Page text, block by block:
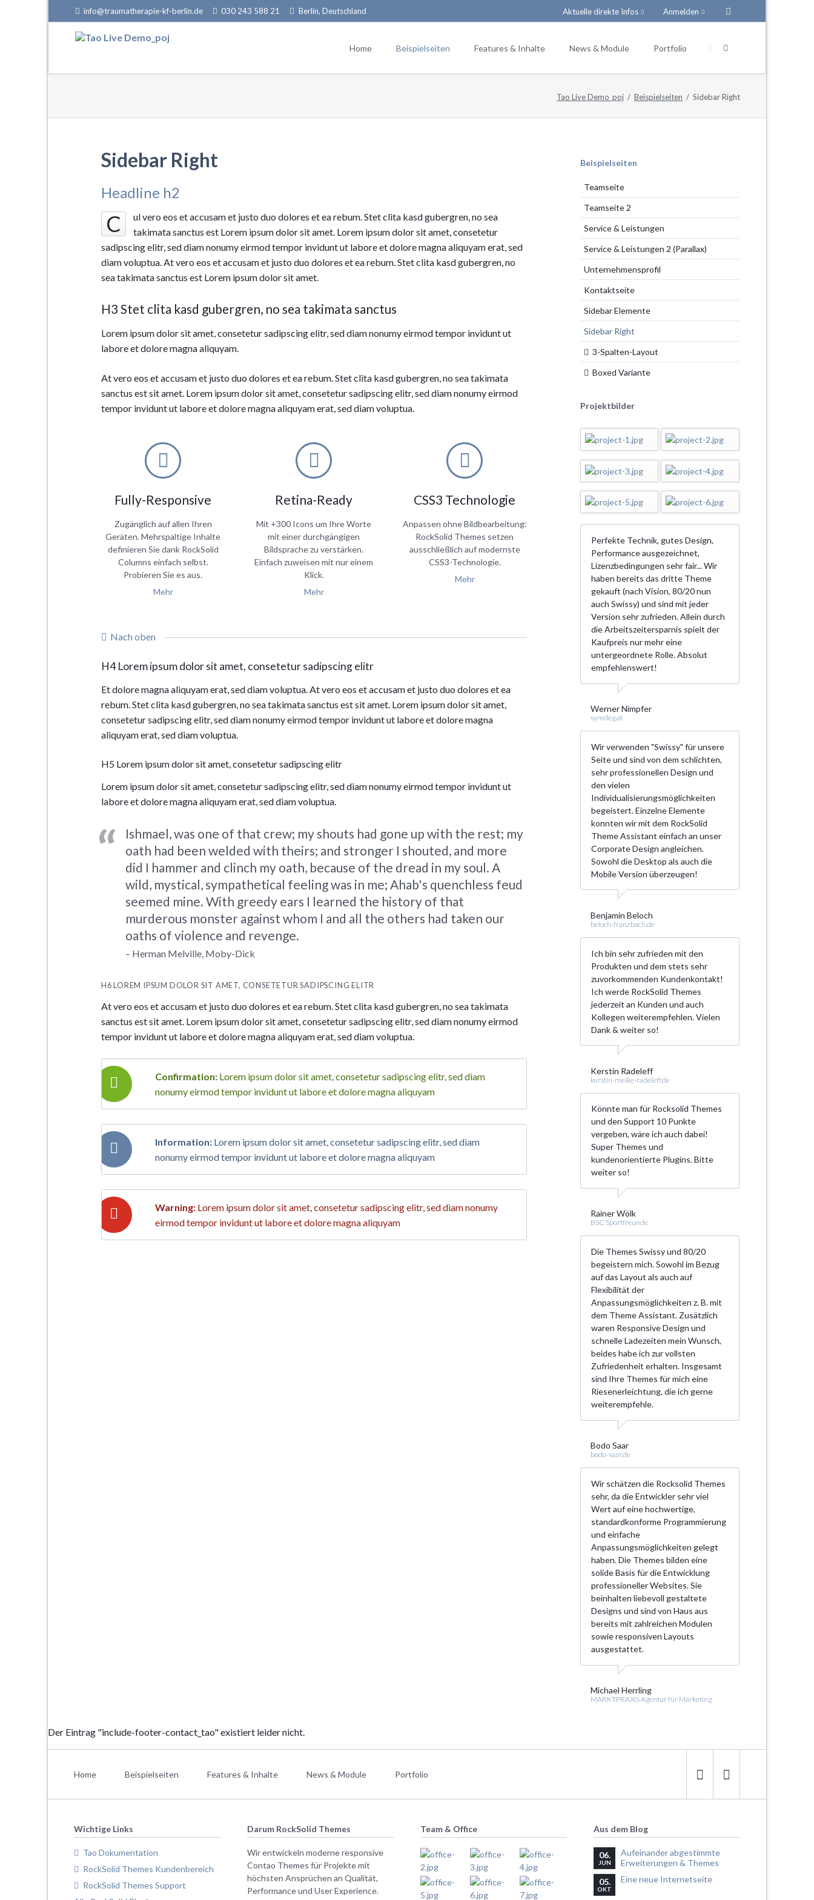
info@traumatherapie-kf-berlin.de 030 243 588 21 Berlin, Deutschland Anmelden
Aktuelle direkte Infos
überspringen
Home Beispielseiten Features & Inhalte
Typografie (Fließtext)
Third Level
Content-Boxen
Buttons & Leisten
Bilder & Galerien
Zitate & Kundenstimmen
News & Module
News-Boxen
FAQ-Liste
Formular Dankeseite
Portfolio
Tao Live Demo_poj Beispielseiten Sidebar Right
Sidebar Right
Headline h2
C
ul vero eos et accusam et justo duo dolores et ea rebum. Stet clita kasd gubergren, no sea
takimata sanctus est Lorem ipsum dolor sit amet. Lorem ipsum dolor sit amet, consetetur
sadipscing elitr, sed diam nonumy eirmod tempor invidunt ut labore et dolore magna aliquyam erat, sed
diam voluptua. At vero eos et accusam et justo duo dolores et ea rebum. Stet clita kasd gubergren, no
sea takimata sanctus est Lorem ipsum dolor sit amet.
H3 Stet clita kasd gubergren, no sea takimata sanctus
Lorem ipsum dolor sit amet, consetetur sadipscing elitr, sed diam nonumy eirmod tempor invidunt ut
labore et dolore magna aliquyam.
At vero eos et accusam et justo duo dolores et ea rebum. Stet clita kasd gubergren, no sea takimata
sanctus est sit amet. Lorem ipsum dolor sit amet, consetetur sadipscing elitr, sed diam nonumy eirmod
tempor invidunt ut labore et dolore magna aliquyam erat, sed diam voluptua.
Fully-Responsive
Zugänglich auf allen Ihren
Geräten. Mehrspaltige Inhalte
definieren Sie dank RockSolid
Columns einfach selbst.
Probieren Sie es aus.
Mehr
Retina-Ready
Mit +300 Icons um Ihre Worte
mit einer durchgängigen
Bildsprache zu verstärken.
Einfach zuweisen mit nur einem
Klick.
Mehr
CSS3 Technologie
Anpassen ohne Bildbearbeitung:
RockSolid Themes setzen
ausschließlich auf modernste
CSS3-Technologie.
Mehr
Nach oben
H4 Lorem ipsum dolor sit amet, consetetur sadipscing elitr
Et dolore magna aliquyam erat, sed diam voluptua. At vero eos et accusam et justo duo dolores et ea
rebum. Stet clita kasd gubergren, no sea takimata sanctus est sit amet. Lorem ipsum dolor sit amet,
consetetur sadipscing elitr, sed diam nonumy eirmod tempor invidunt ut labore et dolore magna
aliquyam erat, sed diam voluptua.
H5 Lorem ipsum dolor sit amet, consetetur sadipscing elitr
Lorem ipsum dolor sit amet, consetetur sadipscing elitr, sed diam nonumy eirmod tempor invidunt ut
labore et dolore magna aliquyam erat, sed diam voluptua.
Ishmael, was one of that crew; my shouts had gone up with the rest; my
oath had been welded with theirs; and stronger I shouted, and more
did I hammer and clinch my oath, because of the dread in my soul. A
wild, mystical, sympathetical feeling was in me; Ahab's quenchless feud
seemed mine. With greedy ears I learned the history of that
murderous monster against whom I and all the others had taken our
oaths of violence and revenge.
– Herman Melville, Moby-Dick
H6 LOREM IPSUM DOLOR SIT AMET, CONSETETUR SADIPSCING ELITR
At vero eos et accusam et justo duo dolores et ea rebum. Stet clita kasd gubergren, no sea takimata
sanctus est sit amet. Lorem ipsum dolor sit amet, consetetur sadipscing elitr, sed diam nonumy eirmod
tempor invidunt ut labore et dolore magna aliquyam erat, sed diam voluptua.
Confirmation:Lorem ipsum dolor sit amet, consetetur sadipscing elitr, sed diam
nonumy eirmod tempor invidunt ut labore et dolore magna aliquyam
Information:Lorem ipsum dolor sit amet, consetetur sadipscing elitr, sed diam
nonumy eirmod tempor invidunt ut labore et dolore magna aliquyam
Warning:Lorem ipsum dolor sit amet, consetetur sadipscing elitr, sed diam nonumy
eirmod tempor invidunt ut labore et dolore magna aliquyam
Navigation
Beispielseiten
Teamseite
Teamseite 2
Service & Leistungen
Service & Leistungen 2 (Parallax)
Unternehmensprofil
Kontaktseite
Sidebar Elemente
Sidebar Right
3-Spalten-Layout
Boxed Variante
Projektbilder
Perfekte Technik, gutes Design,
Performance ausgezeichnet,
Lizenzbedingungen sehr fair... Wir
haben bereits das dritte Theme
gekauft (nach Vision, 80/20 nun
auch Swissy) und sind mit jeder
Version sehr zufrieden. Allein durch
die Arbeitszeitersparnis spielt der
Kaufpreis nur mehr eine
untergeordnete Rolle. Absolut
empfehlenswert!
Werner Nimpfer
symdeg.at
Wir verwenden "Swissy" für unsere
Seite und sind von dem schlichten,
sehr professionellen Design und
den vielen
Individualisierungsmöglichkeiten
begeistert. Einzelne Elemente
konnten wir mit dem RockSolid
Theme Assistant einfach an unser
Corporate Design angleichen.
Sowohl die Desktop als auch die
Mobile Version überzeugen!
Benjamin Beloch
beloch-franzbach.de
Ich bin sehr zufrieden mit den
Produkten und dem stets sehr
zuvorkommenden Kundenkontakt!
Ich werde RockSolid Themes
jederzeit an Kunden und auch
Kollegen weiterempfehlen. Vielen
Dank & weiter so!
Kerstin Radeleff
kerstin-meike-radeleff.de
Könnte man für Rocksolid Themes
und den Support 10 Punkte
vergeben, wäre ich auch dabei!
Super Themes und
kundenorientierte Plugins. Bitte
weiter so!
Rainer Wölk
BSC Sportfreunde
Die Themes Swissy und 80/20
begeistern mich. Sowohl im Bezug
auf das Layout als auch auf
Flexibilität der
Anpassungsmöglichkeiten z. B. mit
dem Theme Assistant. Zusätzlich
waren Responsive Design und
schnelle Ladezeiten mein Wunsch,
beides habe ich zur vollsten
Zufriedenheit erhalten. Insgesamt
sind Ihre Themes für mich eine
Riesenerleichtung, die ich gerne
weiterempfehle.
Bodo Saar
bodo-saar.de
Wir schätzen die Rocksolid Themes
sehr, da die Entwickler sehr viel
Wert auf eine hochwertige,
standardkonforme Programmierung
und einfache
Anpassungsmöglichkeiten gelegt
haben. Die Themes bilden eine
solide Basis für die Entwicklung
professioneller Websites. Sie
beinhalten liebevoll gestaltete
Designs und sind von Haus aus
bereits mit zahlreichen Modulen
sowie responsiven Layouts
ausgestattet.
Michael Herrling
MARKTPRAXIS Agentur für Marketing
Der Eintrag "include-footer-contact_tao" existiert leider nicht.
Home Beispielseiten Features & Inhalte News & Module Portfolio
Wichtige Links
Tao Dokumentation
RockSolid Themes Kundenbereich
RockSolid Themes Support
Darum RockSolid Themes
Wir entwickeln moderne responsive
Contao Themes für Projekte mit
höchsten Ansprüchen an Qualität,
Performance und User Experience.
Team & Office Aus dem Blog
06.
JUN
Aufeinander abgestimmte
Erweiterungen & Themes
05.
OKT
Eine neue Internetseite